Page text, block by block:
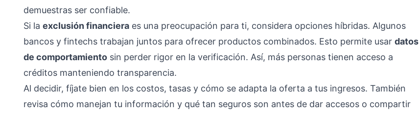
demuestras ser confiable.
Si la exclusión financiera es una preocupación para ti, considera opciones híbridas. Algunos
bancos y fintechs trabajan juntos para ofrecer productos combinados. Esto permite usar datos
de comportamiento sin perder rigor en la verificación. Así, más personas tienen acceso a
créditos manteniendo transparencia.
Al decidir, fíjate bien en los costos, tasas y cómo se adapta la oferta a tus ingresos. También
revisa cómo manejan tu información y qué tan seguros son antes de dar accesos o compartir